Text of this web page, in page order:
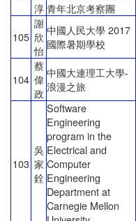
淳 青年北京考察團
105
謝
欣
怡
中國人民大學 2017
國際暑期學校
104
蔡
偉
政
中國大連理工大學-
浪漫之旅
103
吳
家
銓
Software
Engineering
program in the
Electrical and
Computer
Engineering
Department at
Carnegie Mellon